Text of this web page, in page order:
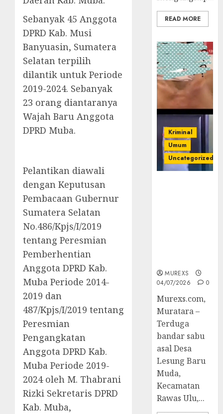
Sebanyak 45 Anggota
DPRD Kab. Musi
Banyuasin, Sumatera
Selatan terpilih
dilantik untuk Periode
2019-2024. Sebanyak
23 orang diantaranya
Wajah Baru Anggota
DPRD Muba.
Pelantikan diawali
dengan Keputusan
Pembacaan Gubernur
Sumatera Selatan
No.486/Kpjs/I/2019
tentang Peresmian
Pemberhentian
Anggota DPRD Kab.
Muba Periode 2014-
2019 dan
487/Kpjs/I/2019 tentang
Peresmian
Pengangkatan
Anggota DPRD Kab.
Muba Periode 2019-
2024 oleh M. Thabrani
Rizki Sekretaris DPRD
Kab. Muba,
READ MORE
Kriminal
Umum
Uncategorized
MUREXS
04/07/2026
0
Murexs.com,
Muratara –
Terduga
bandar sabu
asal Desa
Lesung Baru
Muda,
Kecamatan
Rawas Ulu,...